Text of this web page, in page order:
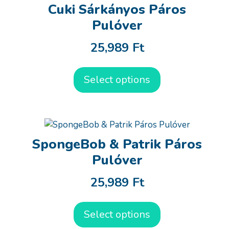
Cuki Sárkányos Páros
Pulóver
25,989 Ft
Select options
SpongeBob & Patrik Páros
Pulóver
25,989 Ft
Select options